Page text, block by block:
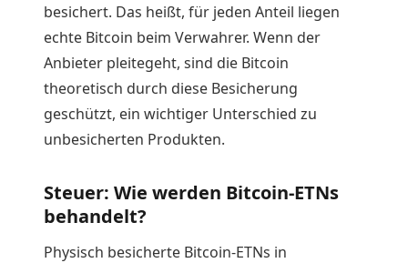
besichert. Das heißt, für jeden Anteil liegen
echte Bitcoin beim Verwahrer. Wenn der
Anbieter pleitegeht, sind die Bitcoin
theoretisch durch diese Besicherung
geschützt, ein wichtiger Unterschied zu
unbesicherten Produkten.
Steuer: Wie werden Bitcoin-ETNs
behandelt?
Physisch besicherte Bitcoin-ETNs in